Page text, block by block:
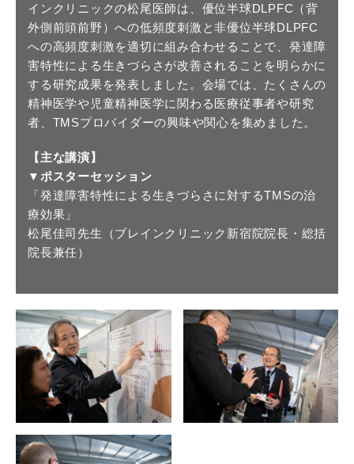
インクリニックの松尾医師は、優位半球DLPFC（背
外側前頭前野）への低頻度刺激と非優位半球DLPFC
への高頻度刺激を適切に組み合わせることで、発達障
害特性による生きづらさが改善されることを明らかに
する研究成果を発表しました。会場では、たくさんの
精神医学や児童精神医学に関わる医療従事者や研究
者、TMSプロバイダーの興味や関心を集めました。
【主な講演】
▼ポスターセッション
「発達障害特性による生きづらさに対するTMSの治
療効果」
松尾佳司先生（ブレインクリニック新宿院院長・総括
院長兼任）